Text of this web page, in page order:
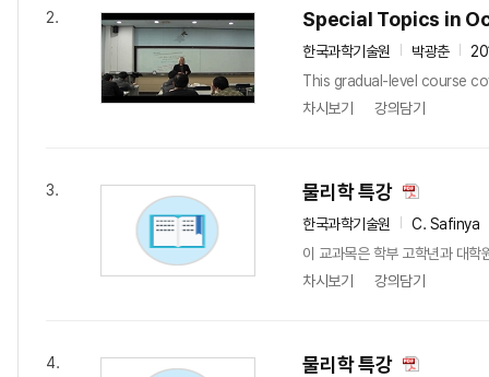
2. Special Topics in
한국과학기술원 박광춘
This gradual-level course
차시보기
강의담기
3. 물리학 특강
한국과학기술원
C. Safinya
이 교과목은 학부 고학년과 대학
차시보기
강의담기
4. 물리학 특강